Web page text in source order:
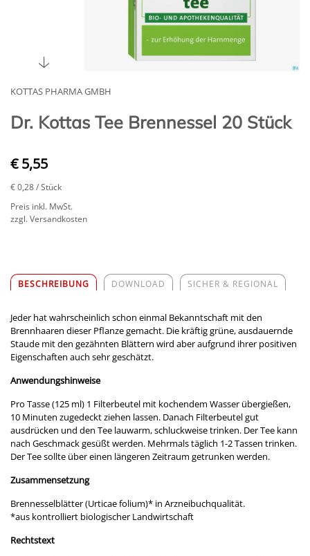
KOTTAS PHARMA GMBH
Dr. Kottas Tee Brennessel 20 Stück
€ 5,55
€ 0,28/ Stück
Preis inkl. MwSt.
zzgl. Versandkosten
BESCHREIBUNG DOWNLOAD SICHER & REGIONAL
Jeder hat wahrscheinlich schon einmal Bekanntschaft mit den
Brennhaaren dieser Pflanze gemacht. Die kräftig grüne, ausdauernde
Staude mit den gezähnten Blättern wird aber aufgrund ihrer positiven
Eigenschaften auch sehr geschätzt.
Anwendungshinweise
Pro Tasse (125 ml) 1 Filterbeutel mit kochendem Wasser übergießen,
10 Minuten zugedeckt ziehen lassen. Danach Filterbeutel gut
ausdrücken und den Tee lauwarm, schluckweise trinken. Der Tee kann
nach Geschmack gesüßt werden. Mehrmals täglich 1-2 Tassen trinken.
Der Tee sollte über einen längeren Zeitraum getrunken werden.
Zusammensetzung
Brennesselblätter (Urticae folium)* in Arzneibuchqualität.
*aus kontrolliert biologischer Landwirtschaft
Rechtstext